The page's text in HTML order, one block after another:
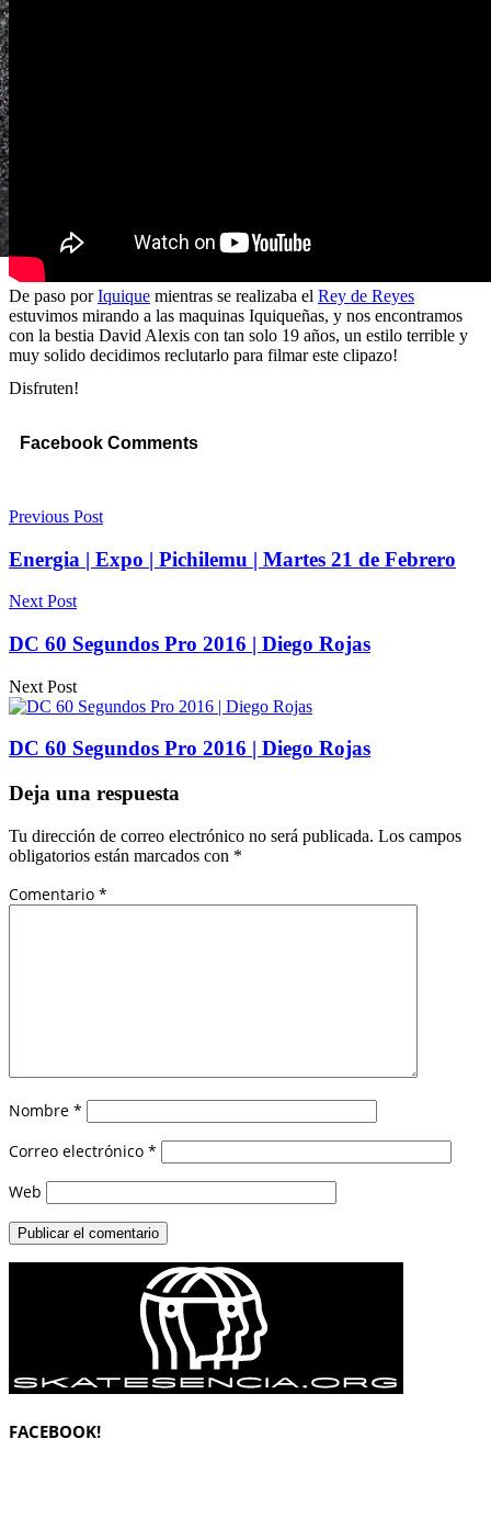
De paso porIquique mientras se realizaba el Rey de Reyes
estuvimos mirando a las maquinas Iquiqueñas, y nos encontramos
con la bestia David Alexis con tan solo 19 años, un estilo terrible y
muy solido decidimos reclutarlo para filmar este clipazo!
Disfruten!
Facebook Comments
Previous Post
Energia | Expo | Pichilemu | Martes 21 de Febrero
Next Post
DC 60 Segundos Pro 2016 | Diego Rojas
Next Post
DC 60 Segundos Pro 2016 | Diego Rojas
Deja una respuesta
Tu dirección de correo electrónico no será publicada. Los campos
obligatorios están marcados con *
Comentario *
Nombre *
Correo electrónico *
Web
FACEBOOK!